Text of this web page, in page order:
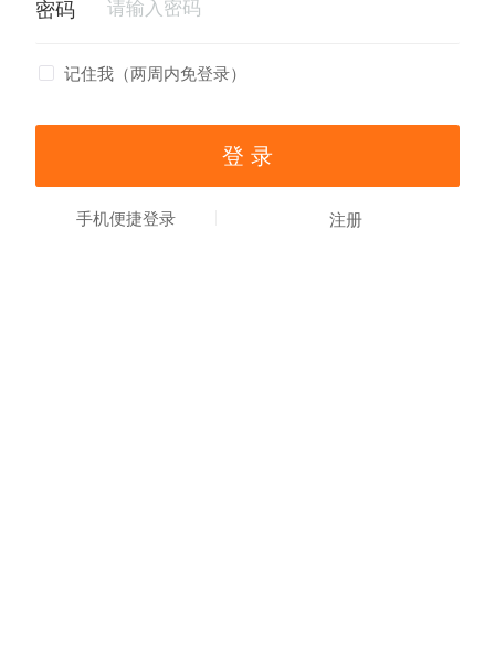
记住我（两周内免登录）
手机便捷登录 注册